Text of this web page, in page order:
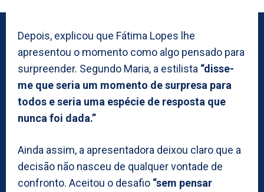
Depois, explicou que Fátima Lopes lhe
apresentou o momento como algo pensado para
surpreender. Segundo Maria, a estilista “disse-
me que seria um momento de surpresa para
todos e seria uma espécie de resposta que
nunca foi dada.”
Ainda assim, a apresentadora deixou claro que a
decisão não nasceu de qualquer vontade de
confronto. Aceitou o desafio “sem pensar